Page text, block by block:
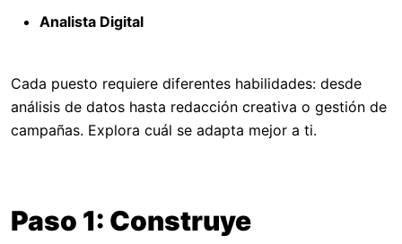
Analista Digital
Cada puesto requiere diferentes habilidades: desde
análisis de datos hasta redacción creativa o gestión de
campañas. Explora cuál se adapta mejor a ti.
Paso 1: Construye